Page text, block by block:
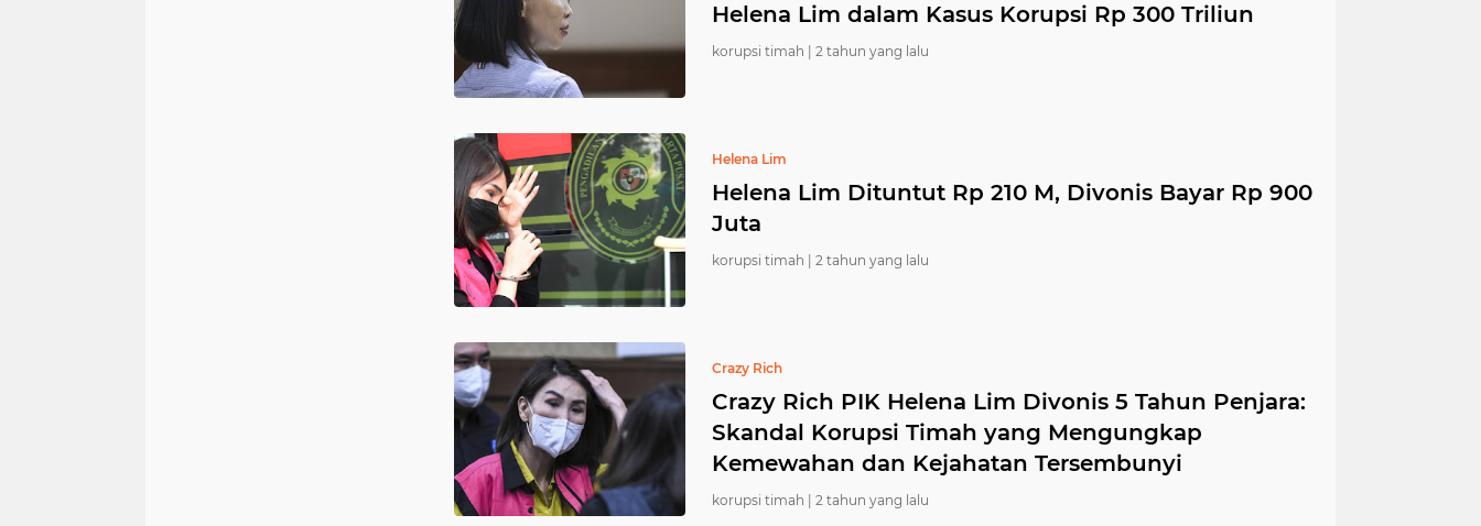
Helena Lim dalam Kasus Korupsi Rp 300 Triliun
korupsi timah | 2 tahun yang lalu
Helena Lim
Helena Lim Dituntut Rp 210 M, Divonis Bayar Rp 900
Juta
korupsi timah | 2 tahun yang lalu
Crazy Rich
Crazy Rich PIK Helena Lim Divonis 5 Tahun Penjara:
Skandal Korupsi Timah yang Mengungkap
Kemewahan dan Kejahatan Tersembunyi
korupsi timah | 2 tahun yang lalu